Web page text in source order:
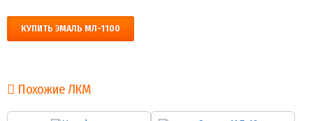
КУПИТЬ ЭМАЛЬ МЛ-1100
Похожие ЛКМ